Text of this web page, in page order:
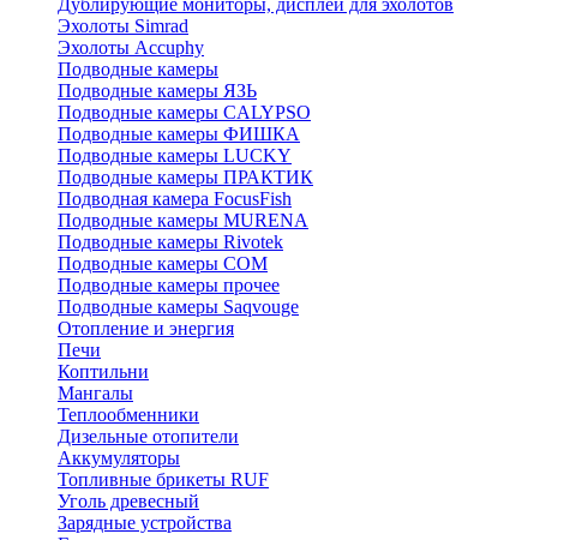
Дублирующие мониторы, дисплеи для эхолотов
Эхолоты Simrad
Эхолоты Accuphy
Подводные камеры
Подводные камеры ЯЗЬ
Подводные камеры CALYPSO
Подводные камеры ФИШКА
Подводные камеры LUCKY
Подводные камеры ПРАКТИК
Подводная камера FocusFish
Подводные камеры MURENA
Подводные камеры Rivotek
Подводные камеры СОМ
Подводные камеры прочее
Подводные камеры Saqvouge
Отопление и энергия
Печи
Коптильни
Мангалы
Теплообменники
Дизельные отопители
Аккумуляторы
Топливные брикеты RUF
Уголь древесный
Зарядные устройства